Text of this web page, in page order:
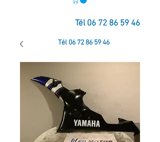
Tél 06 72 86 59 46
Tél 06 72 86 59 46